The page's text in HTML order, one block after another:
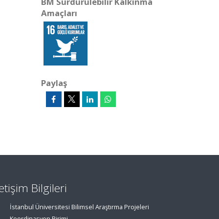
Amaçları
Paylaş
Bilgileri
İstanbul Üniversitesi Bilimsel Araştırma Projeleri